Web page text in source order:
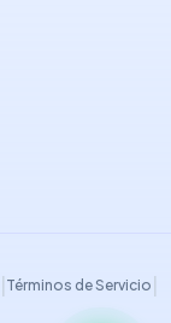
Términos de Servicio